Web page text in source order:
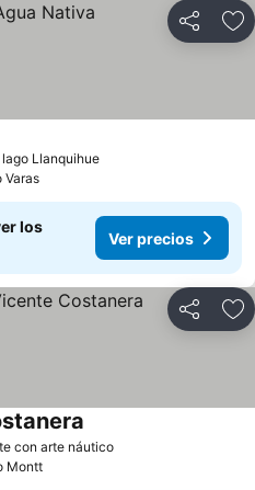
Compartir
LlanquihueVer precios
Varas
los
Ver precios
Compartir
con arte náuticoVer precios
Montt